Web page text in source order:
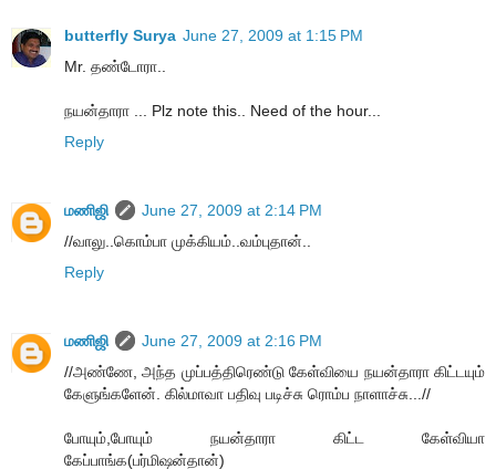
butterfly Surya June 27, 2009 at 1:15 PM
Mr. தண்டோரா..
நயன்தாரா ... Plz note this.. Need of the hour...
Reply
மணிஜி
June 27, 2009 at 2:14 PM
//வாலு..கொம்பா முக்கியம்..வம்புதான்..
Reply
மணிஜி
June 27, 2009 at 2:16 PM
//அண்ணே, அந்த முப்பத்திரெண்டு கேள்வியை நயன்தாரா கிட்டயும்
கேளுங்களேன். கில்மாவா பதிவு படிச்சு ரொம்ப நாளாச்சு...//
போயும்,போயும் நயன்தாரா கிட்ட கேள்வியா
கேப்பாங்க(பர்மிஷன்தான்)